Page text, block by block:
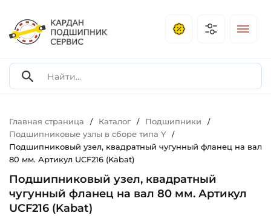
Главная страница / Каталог / Подшипники /
Подшипниковые узлы в сборе типа Y /
Подшипниковый узел, квадратный чугунный фланец на вал
80 мм. Артикул UCF216 (Kabat)
Подшипниковый узел, квадратный
чугунный фланец на вал 80 мм. Артикул
UCF216 (Kabat)